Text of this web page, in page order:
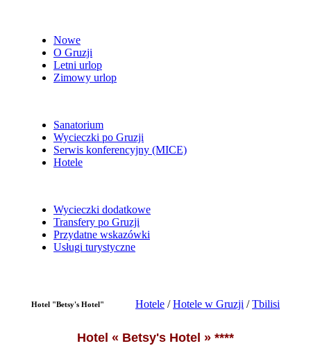
Nowe
O Gruzji
Letni urlop
Zimowy urlop
Sanatorium
Wycieczki po Gruzji
Serwis konferencyjny (MICE)
Hotele
Wycieczki dodatkowe
Transfery po Gruzji
Przydatne wskazówki
Usługi turystyczne
Hotel "Betsy's Hotel" Hotele /Hotele w Gruzji /Tbilisi
Hotel « Betsy's Hotel » ****